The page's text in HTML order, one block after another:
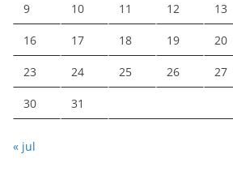
9 10 11 12 13
16 17 18 19 20
23 24 25 26 27
30 31
« jul